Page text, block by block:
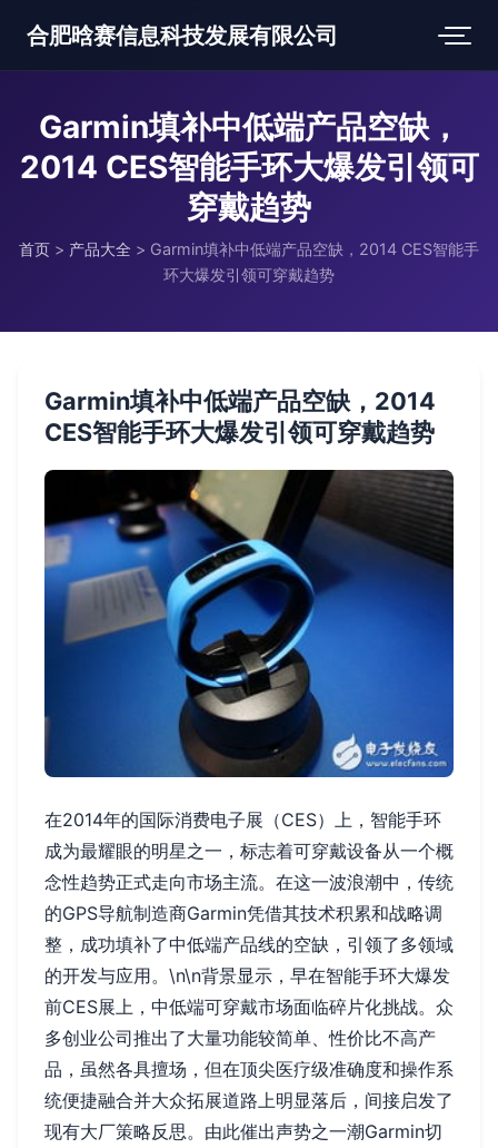
合肥晗赛信息科技发展有限公司
Garmin填补中低端产品空缺，
2014 CES智能手环大爆发引领可
穿戴趋势
首页 > 产品大全 > Garmin填补中低端产品空缺，2014 CES智能手
环大爆发引领可穿戴趋势
Garmin填补中低端产品空缺，2014
CES智能手环大爆发引领可穿戴趋势
在2014年的国际消费电子展（CES）上，智能手环
成为最耀眼的明星之一，标志着可穿戴设备从一个概
念性趋势正式走向市场主流。在这一波浪潮中，传统
的GPS导航制造商Garmin凭借其技术积累和战略调
整，成功填补了中低端产品线的空缺，引领了多领域
的开发与应用。\n\n背景显示，早在智能手环大爆发
前CES展上，中低端可穿戴市场面临碎片化挑战。众
多创业公司推出了大量功能较简单、性价比不高产
品，虽然各具擅场，但在顶尖医疗级准确度和操作系
统便捷融合并大众拓展道路上明显落后，间接启发了
现有大厂策略反思。由此催出声势之一潮Garmin切